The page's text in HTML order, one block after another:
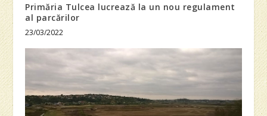
Primăria Tulcea lucrează la un nou regulament
al parcărilor
23/03/2022